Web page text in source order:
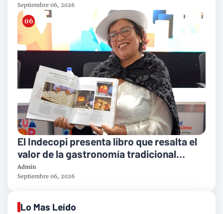
Septiembre 06, 2026
El Indecopi presenta libro que resalta el
valor de la gastronomía tradicional
peruana
Admin
Septiembre 06, 2026
Lo Mas Leído